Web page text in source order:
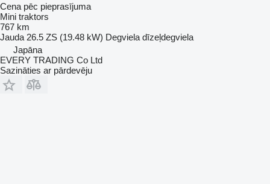
Cena pēc pieprasījuma
Mini traktors
767 km
Jauda 26.5 ZS (19.48 kW) Degviela dīzeļdegviela
Japāna
EVERY TRADING Co Ltd
Sazināties ar pārdevēju